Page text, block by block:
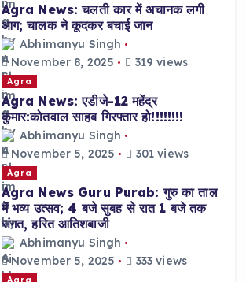
Agra News: चलती कार में अचानक लगी
आग; चालक ने कूदकर बचाई जान
Abhimanyu Singh
November 8, 2025
319 views
Agra
Agra News: एडीजे-12 महेंद्र
कुमार:कोतवाल साहब गिरफ्तार हो!!!!!!!!
Abhimanyu Singh
November 5, 2025
301 views
Agra
Agra News Guru Purab: गुरु का ताल
में भव्य उत्सव; 4 बजे सुबह से रात 1 बजे तक
संगत, हरित आतिशबाजी
Abhimanyu Singh
November 5, 2025
333 views